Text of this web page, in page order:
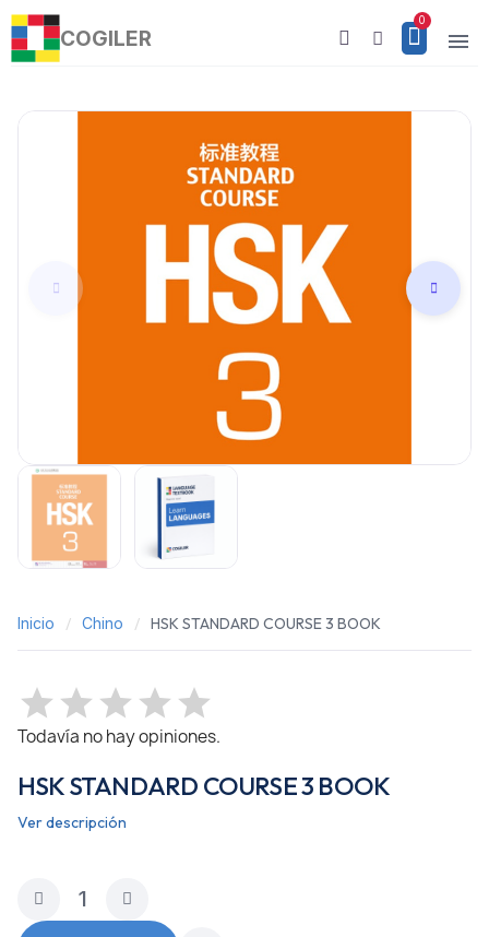
COGILER
Inicio Chino HSK STANDARD COURSE 3 BOOK
Todavía no hay opiniones.
HSK STANDARD COURSE 3 BOOK
Ver descripción